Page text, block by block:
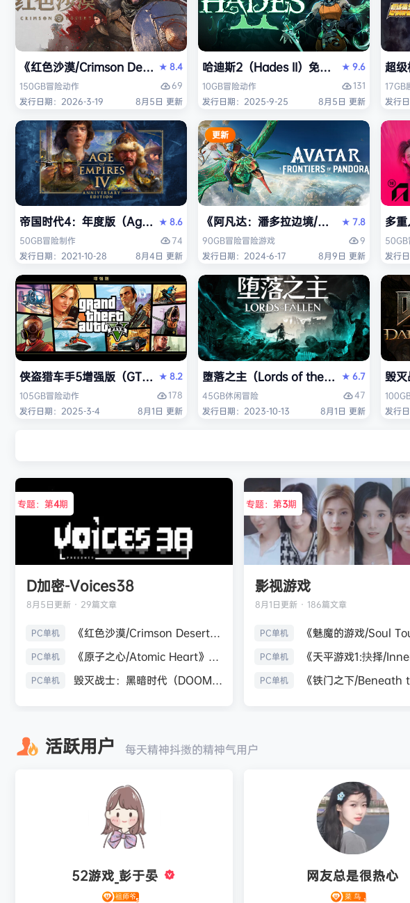
《红色沙漠/Crimson Desert》免安装中文版
★ 8.4
150GB冒险动作
69
发行日期：2026-3-19
8月5日 更新
哈迪斯2（Hades II）免安装中文版
★ 9.6
10GB冒险动作
131
发行日期：2025-9-25
8月5日 更新
超
17GB
发行
帝国时代4：年度版（Age of Empires IV: Anniversary Edition）免安装中文
★ 8.6
50GB冒险制作
74
发行日期：2021-10-28
8月4日 更新
更新
《阿凡达：潘多拉边境/Avatar:
★ 7.8
90GB冒险冒险游戏
9
发行日期：2024-6-17
8月9日 更新
多
50GB
发行
侠盗猎车手5增强版（GTA5增强版（Grand Theft Auto V Enhanced）免安
★ 8.2
105GB冒险动作
178
发行日期：2025-3-4
8月1日 更新
堕落之主（Lords of the Fallen）免安装
★ 6.7
45GB休闲冒险
47
发行日期：2023-10-13
8月1日 更新
毁
发行
专题：第4期
D加密-Voices38
8月5日更新 · 29篇文章
PC单机 《红色沙漠/Crimson Desert》免安装中文版
PC单机 《原子之心/Atomic Heart》免安装中文版
PC单机 毁灭战士：黑暗时代（DOOM: The Dark Ages）免安装中文版
专题：第3期
影视游戏
8月1日更新 · 186篇文章
PC单机
PC单机
PC单机
活跃用户 每天精神抖擞的精神气用户
52游戏_彭于晏 网友总是很热心